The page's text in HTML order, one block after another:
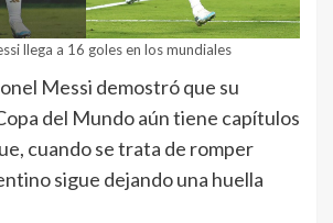
llega a 16 goles en los mundiales
Messi demostró que su
del Mundo aún tiene capítulos
cuando se trata de romper
sigue dejando una huella